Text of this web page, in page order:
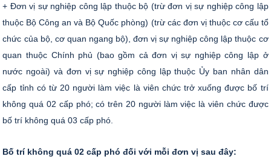
+ Đơn vị sự nghiệp công lập thuộc bộ (trừ đơn vị sự nghiệp công lập
thuộc Bộ Công an và Bộ Quốc phòng) (trừ các đơn vị thuộc cơ cấu tổ
chức của bộ, cơ quan ngang bộ), đơn vị sự nghiệp công lập thuộc cơ
quan thuộc Chính phủ (bao gồm cả đơn vị sự nghiệp công lập ở
nước ngoài) và đơn vị sự nghiệp công lập thuộc Ủy ban nhân dân
cấp tỉnh có từ 20 người làm việc là viên chức trở xuống được bố trí
không quá 02 cấp phó; có trên 20 người làm việc là viên chức được
bố trí không quá 03 cấp phó.
Bố trí không quá 02 cấp phó đối với mỗi đơn vị sau đây: